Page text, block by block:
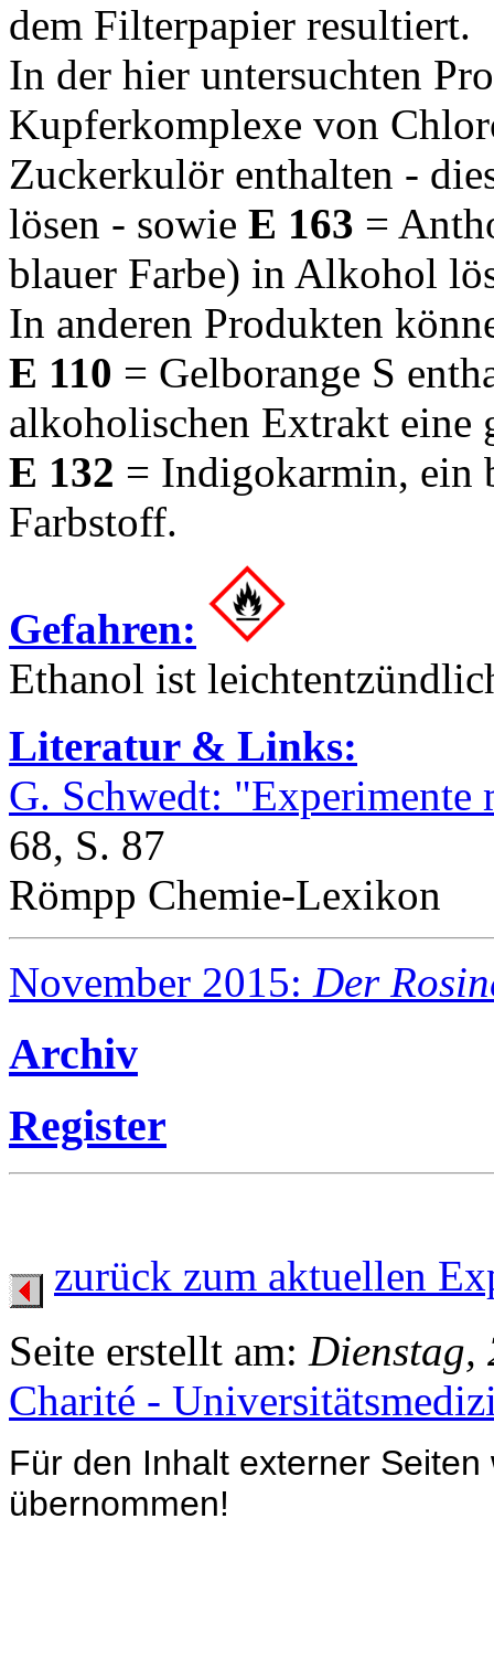
dem Filterpapier resultiert.
In der hier untersuchten
Kupferkomplexe von
Zuckerkulör enthalten -
lösen - sowie E 163 =
blauer Farbe) in Alkohol
In anderen Produkten
E 110 = Gelborange S
alkoholischen Extrakt eine
E 132 = Indigokarmin, ein
Farbstoff.
Gefahren:
Ethanol ist
Literatur & Links:
G. Schwedt:
68, S. 87
Römpp Chemie-Lexikon
November 2015: Der
Archiv
Register
zurück zum aktuellen
Seite erstellt am: Dienstag,
Charité -
Für den Inhalt externer
übernommen!